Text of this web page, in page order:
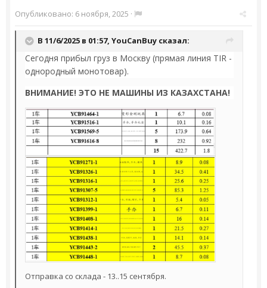
Опубликовано: 6 ноября, 2025 ·
В 11/6/2025 в 01:57, YouCanBuy сказал:
Сегодня прибыл груз в Москву (прямая линия TIR -
однородный монотовар).
ВНИМАНИЕ! ЭТО НЕ МАШИНЫ ИЗ КАЗАХСТАНА!
Отправка со склада - 13..15 сентября.